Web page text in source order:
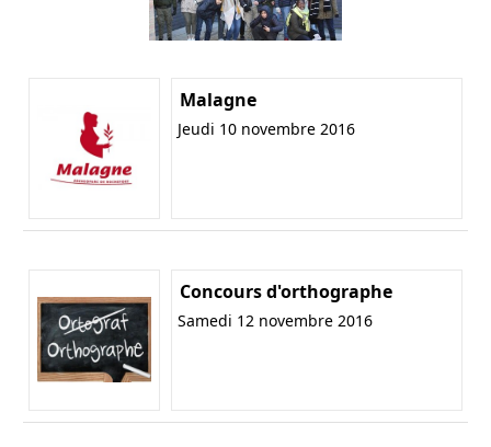
Malagne
Jeudi 10 novembre 2016
Concours d'orthographe
Samedi 12 novembre 2016